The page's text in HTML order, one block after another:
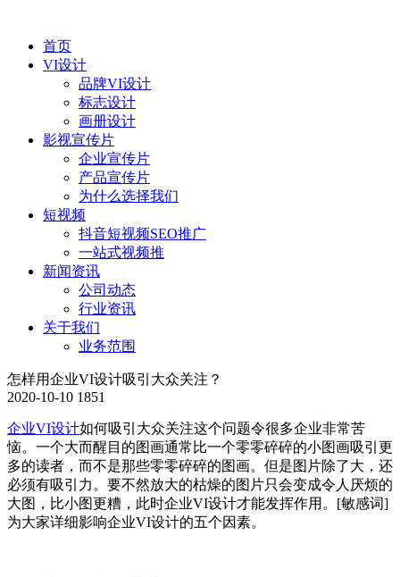
首页
VI设计
品牌VI设计
标志设计
画册设计
影视宣传片
企业宣传片
产品宣传片
为什么选择我们
短视频
抖音短视频SEO推广
一站式视频推
新闻资讯
公司动态
行业资讯
关于我们
业务范围
怎样用企业VI设计吸引大众关注？
2020-10-10 1851
企业VI设计如何吸引大众关注这个问题令很多企业非常苦
恼。一个大而醒目的图画通常比一个零零碎碎的小图画吸引更
多的读者，而不是那些零零碎碎的图画。但是图片除了大，还
必须有吸引力。要不然放大的枯燥的图片只会变成令人厌烦的
大图，比小图更糟，此时企业VI设计才能发挥作用。[敏感词]
为大家详细影响企业VI设计的五个因素。